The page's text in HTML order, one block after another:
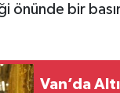
önünde bir basın
Van’da